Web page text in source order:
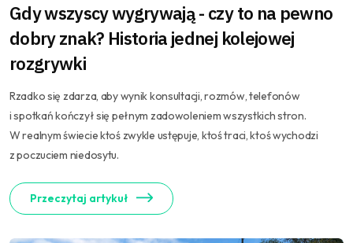
Gdy wszyscy wygrywają - czy to na pewno
dobry znak? Historia jednej kolejowej
rozgrywki
Rzadko się zdarza, aby wynik konsultacji, rozmów, telefonów
i spotkań kończył się pełnym zadowoleniem wszystkich stron.
W realnym świecie ktoś zwykle ustępuje, ktoś traci, ktoś wychodzi
z poczuciem niedosytu.
Przeczytaj artykuł